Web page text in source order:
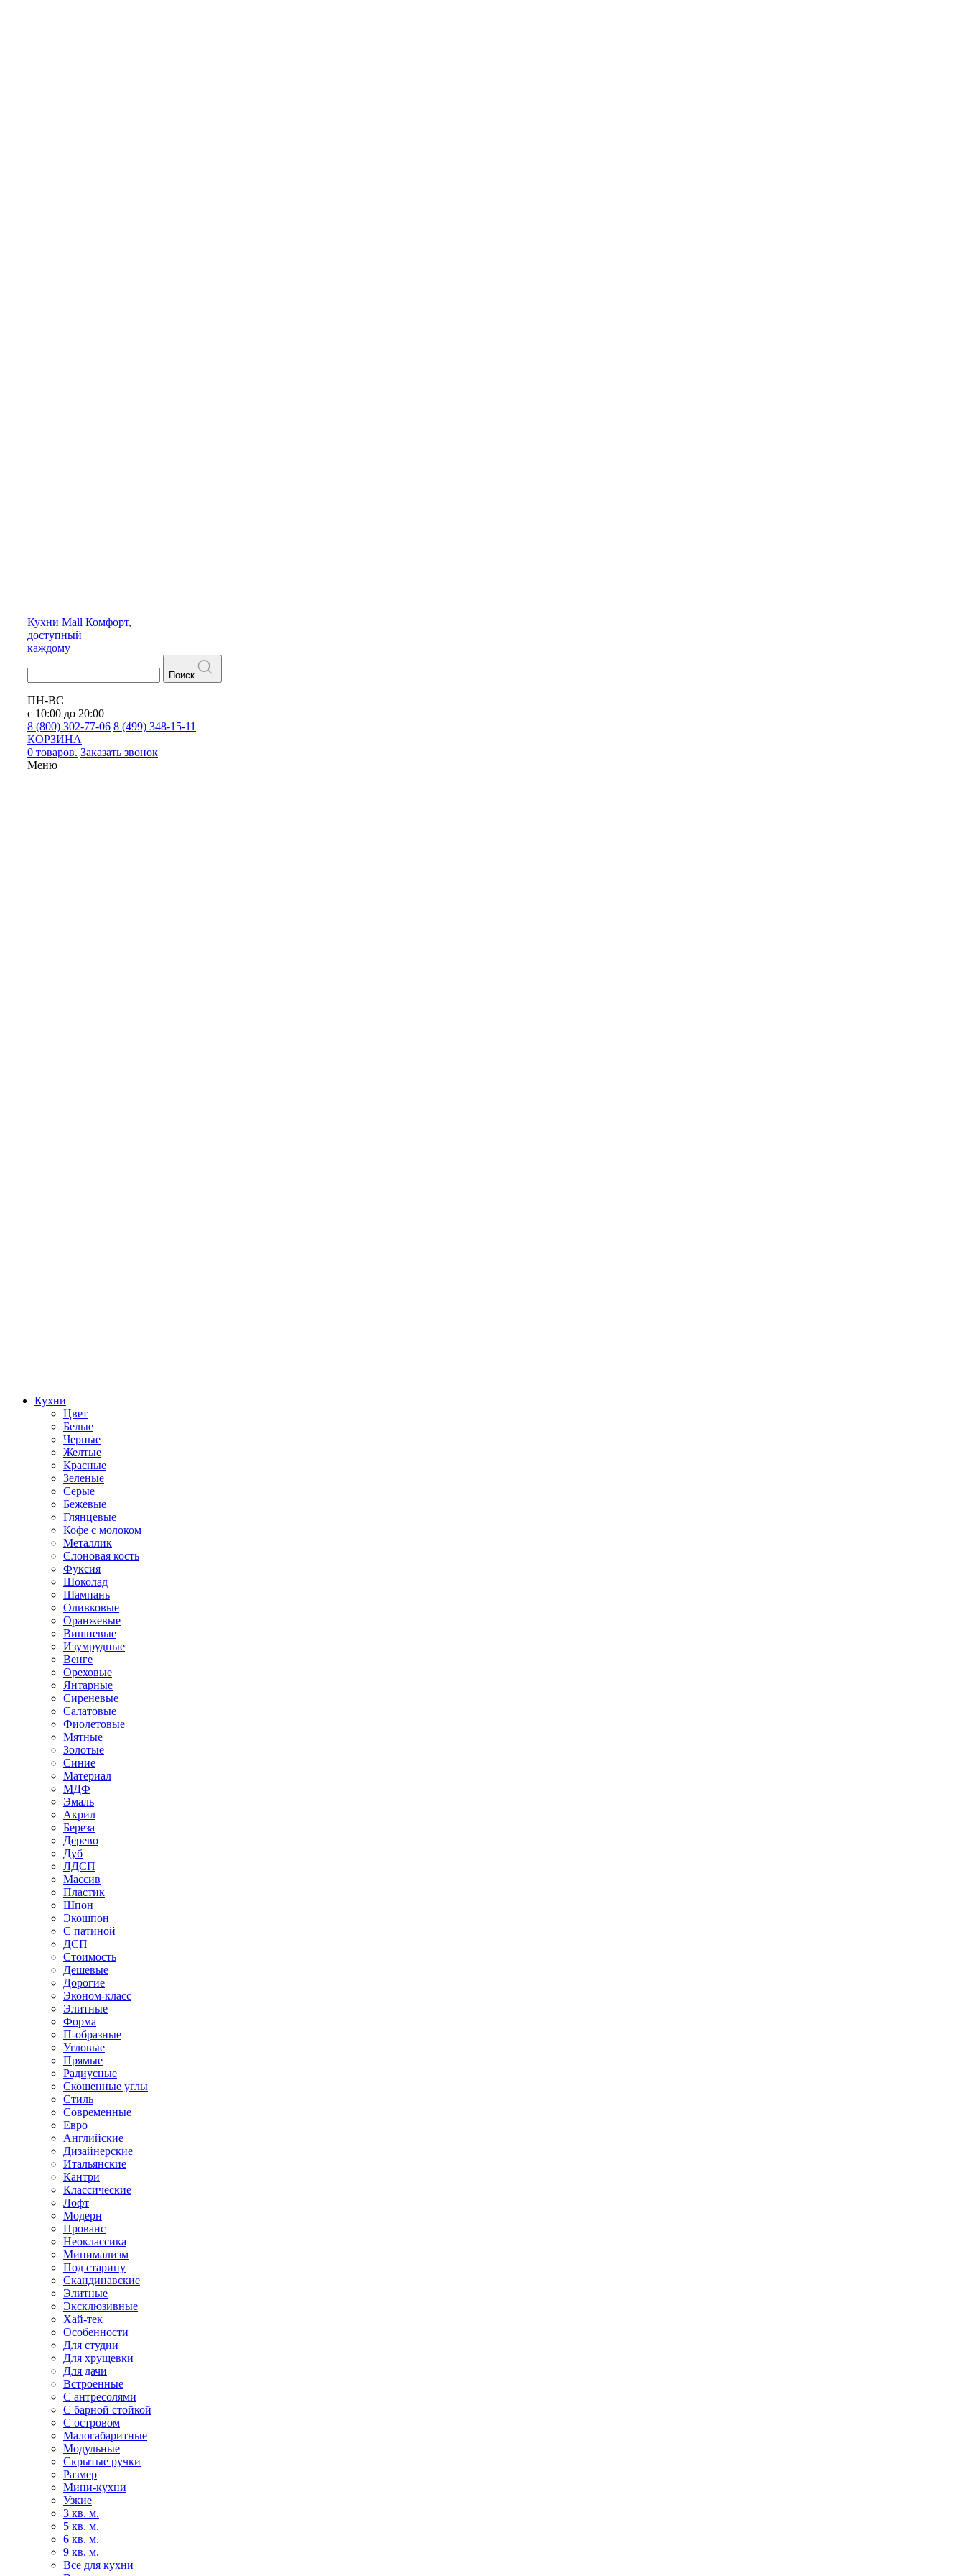
Кухни Mall Комфорт,
доступный
каждому
Поиск
ПН-ВС
с 10:00 до 20:00
8 (800) 302-77-06 8 (499) 348-15-11
КОРЗИНА
0 товаров. Заказать звонок
Меню
Кухни
Цвет
Белые
Черные
Желтые
Красные
Зеленые
Серые
Бежевые
Глянцевые
Кофе с молоком
Металлик
Слоновая кость
Фуксия
Шоколад
Шампань
Оливковые
Оранжевые
Вишневые
Изумрудные
Венге
Ореховые
Янтарные
Сиреневые
Салатовые
Фиолетовые
Мятные
Золотые
Синие
Материал
МДФ
Эмаль
Акрил
Береза
Дерево
Дуб
ЛДСП
Массив
Пластик
Шпон
Экошпон
С патиной
ДСП
Стоимость
Дешевые
Дорогие
Эконом-класс
Элитные
Форма
П-образные
Угловые
Прямые
Радиусные
Скошенные углы
Стиль
Современные
Евро
Английские
Дизайнерские
Итальянские
Кантри
Классические
Лофт
Модерн
Прованс
Неоклассика
Минимализм
Под старину
Скандинавские
Элитные
Эксклюзивные
Хай-тек
Особенности
Для студии
Для хрущевки
Для дачи
Встроенные
С антресолями
С барной стойкой
С островом
Малогабаритные
Модульные
Скрытые ручки
Размер
Мини-кухни
Узкие
3 кв. м.
5 кв. м.
6 кв. м.
9 кв. м.
Все для кухни